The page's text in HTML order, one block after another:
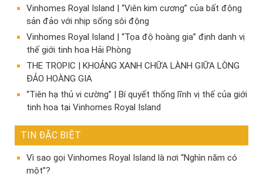
Vinhomes Royal Island | “Viên kim cương” của bất động
sản đảo với nhịp sống sôi động
Vinhomes Royal Island | “Tọa độ hoàng gia” định danh vị
thế giới tinh hoa Hải Phòng
THE TROPIC | KHOẢNG XANH CHỮA LÀNH GIỮA LÒNG
ĐẢO HOÀNG GIA
“Tiên hạ thủ vi cường” | Bí quyết thống lĩnh vị thế của giới
tinh hoa tại Vinhomes Royal Island
TIN ĐẶC BIỆT
Vì sao gọi Vinhomes Royal Island là nơi “Nghìn năm có
một”?